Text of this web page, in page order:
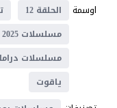
اوسمة
الحلقة 12
مسلسلات 2025
مسلسلات دراما
ياقوت